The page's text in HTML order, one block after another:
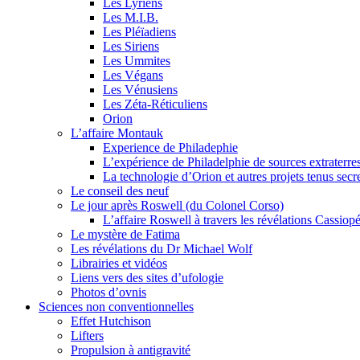
Les M.I.B.
Les Pléïadiens
Les Siriens
Les Ummites
Les Végans
Les Vénusiens
Les Zéta-Réticuliens
Orion
L’affaire Montauk
Experience de Philadephie
L’expérience de Philadelphie de sources
La technologie d’Orion et autres projets tenus
Le conseil des neuf
Le jour après Roswell (du Colonel Corso)
L’affaire Roswell à travers les révélations
Le mystère de Fatima
Les révélations du Dr Michael Wolf
Librairies et vidéos
Liens vers des sites d’ufologie
Photos d’ovnis
Sciences non conventionnelles
Effet Hutchison
Lifters
Propulsion à antigravité